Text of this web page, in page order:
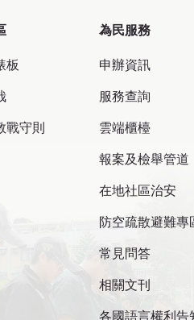
板
戰守則
為民服務
申辦資訊
服務查詢
雲端櫃檯
報案及檢舉管道
在地社區治安
防空疏散避難專
常見問答
相關文刊
各國語言權利告